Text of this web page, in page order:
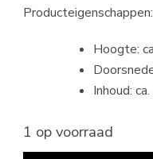
Producteigenschappen:
Hoogte:
Inhoud:
1 op voorraad